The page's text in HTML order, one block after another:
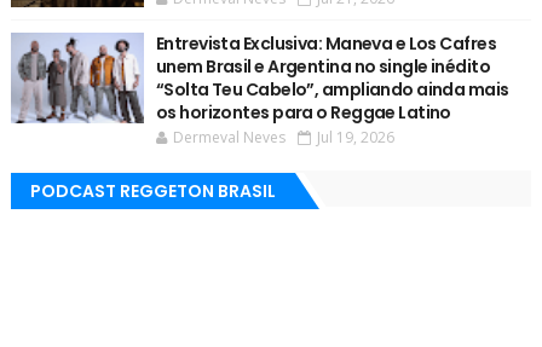
Entrevista Exclusiva: Maneva e Los Cafres
unem Brasil e Argentina no single inédito
“Solta Teu Cabelo”, ampliando ainda mais
os horizontes para o Reggae Latino
Dermeval Neves Jul 19, 2026
PODCAST REGGETON BRASIL